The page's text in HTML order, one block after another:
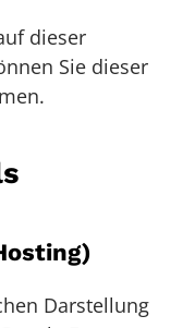
dieser
Sie dieser
Darstellung